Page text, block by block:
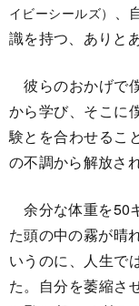
イビーシールズ） 、
識を持つ、ありと
彼らのおかげで
から学び、そこに
験とを合わせるこ
の不調から解放さ
余分な体重を50
た頭の中の霧が晴
いうのに、人生で
た。自分を萎縮さ